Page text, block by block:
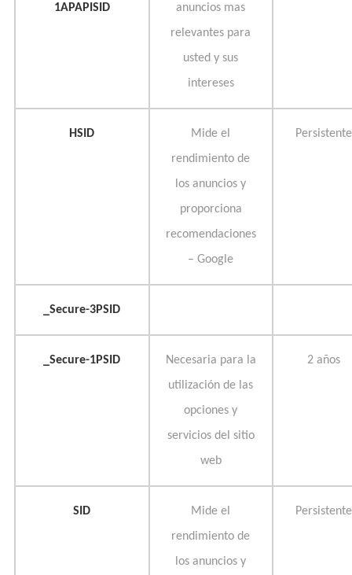
1APAPISID
anuncios mas
relevantes para
usted y sus
intereses
HSID
Mide el
rendimiento de
los anuncios y
proporciona
recomendaciones
– Google
Persistente
_Secure-3PSID
_Secure-1PSID
Necesaria para la
utilización de las
opciones y
servicios del sitio
web
2 años
SID
Mide el
rendimiento de
los anuncios y
Persistente